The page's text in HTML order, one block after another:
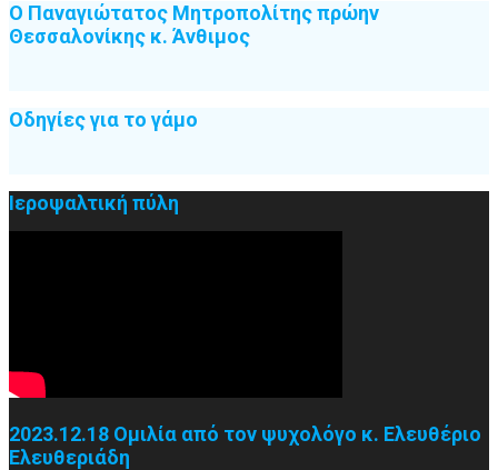
Ο Παναγιώτατος Μητροπολίτης πρώην
Θεσσαλονίκης κ. Άνθιμος
Οδηγίες για το γάμο
Ιεροψαλτική πύλη
2023.12.18 Ομιλία από τον ψυχολόγο κ. Ελευθέριο
Ελευθεριάδη